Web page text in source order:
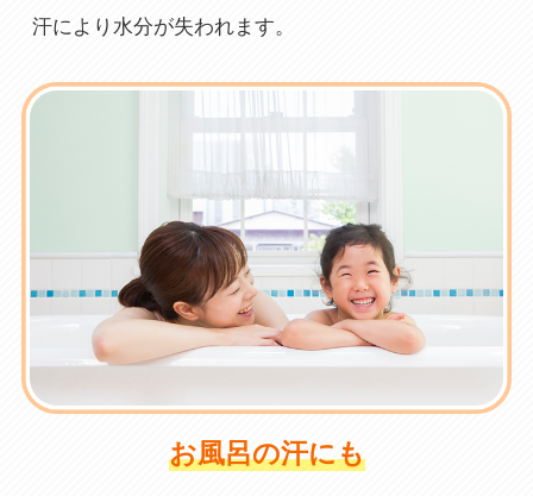
汗により水分が失われます。
お風呂の汗にも